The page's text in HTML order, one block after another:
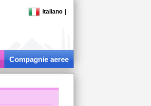
Italiano
Compagnie aeree